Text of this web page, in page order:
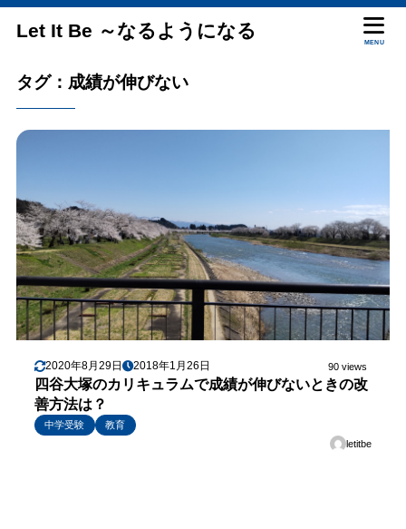
Let It Be ～なるようになる
MENU
タグ：成績が伸びない
2020年8月29日 2018年1月26日 90 views
四谷大塚のカリキュラムで成績が伸びないときの改
善方法は？
中学受験
教育
letitbe